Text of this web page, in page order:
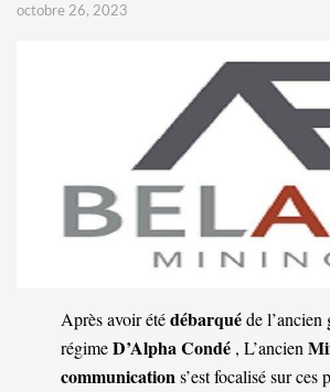
octobre 26, 2023
Après avoir étédébarquéde l’ancien
régimeD’Alpha Condé , L’ancien
communications’est focalisé sur